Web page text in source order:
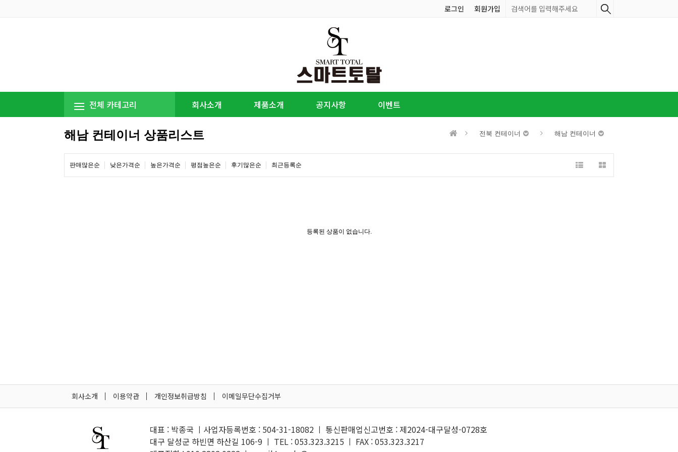
로그인 회원가입
전체 카테고리 회사소개 제품소개 공지사항 이벤트
해남 컨테이너 상품리스트 전북 컨테이너 해남 컨테이너
판매많은순 낮은가격순 높은가격순 평점높은순 후기많은순 최근등록순
등록된 상품이 없습니다.
회사소개 이용약관 개인정보취급방침 이메일무단수집거부
대표 : 박종국 ㅣ사업자등록번호 : 504-31-18082 ㅣ 통신판매업신고번호 : 제2024-대구달성-0728호
대구 달성군 하빈면 하산길 106-9 ㅣ TEL : 053.323.3215 ㅣ FAX : 053.323.3217